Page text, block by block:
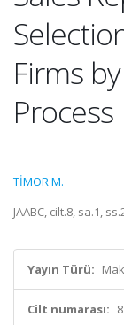
Firms
Process
TİMOR M.
JAABC, cilt.8, sa.1,
Yayın Türü:
Cilt numarası: 8